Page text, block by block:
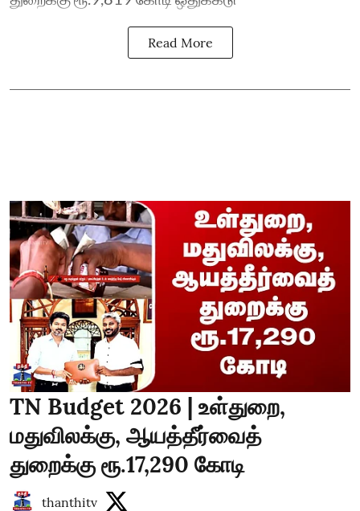
Read More
TN Budget 2026 | உள்துறை,
மதுவிலக்கு, ஆயத்தீர்வைத்
துறைக்கு ரூ.17,290 கோடி
thanthitv